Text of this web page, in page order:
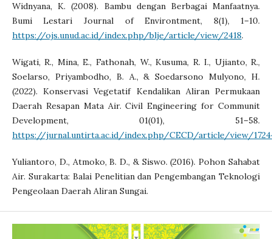
Widnyana, K. (2008). Bambu dengan Berbagai Manfaatnya.
Bumi Lestari Journal of Environtment, 8(1), 1–10.
https://ojs.unud.ac.id/index.php/blje/article/view/2418.
Wigati, R., Mina, E., Fathonah, W., Kusuma, R. I., Ujianto, R.,
Soelarso, Priyambodho, B. A., & Soedarsono Mulyono, H.
(2022). Konservasi Vegetatif Kendalikan Aliran Permukaan
Daerah Resapan Mata Air. Civil Engineering for Communit
Development, 01(01), 51–58.
https://jurnal.untirta.ac.id/index.php/CECD/article/view/
Yuliantoro, D., Atmoko, B. D., & Siswo. (2016). Pohon Sahabat
Air. Surakarta: Balai Penelitian dan Pengembangan Teknologi
Pengeolaan Daerah Aliran Sungai.